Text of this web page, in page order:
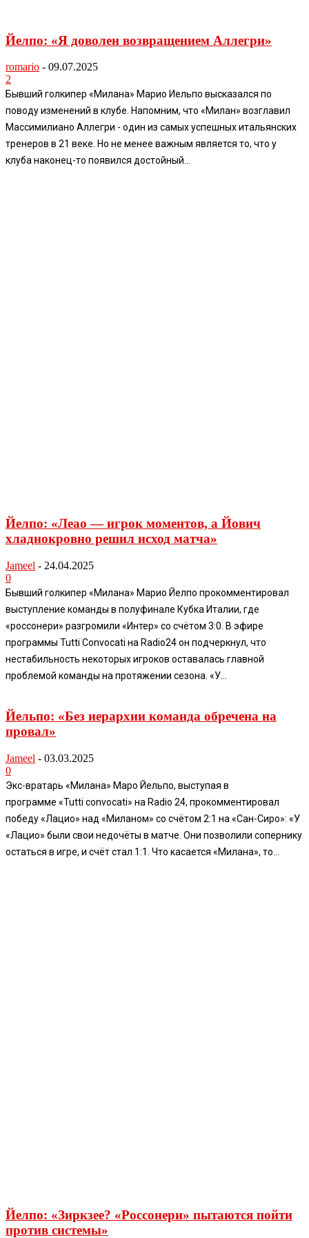
Йелпо: «Я доволен возвращением Аллегри»
romario - 09.07.2025
2
Бывший голкипер «Милана» Марио Иельпо высказался по
поводу изменений в клубе. Напомним, что «Милан» возглавил
Массимилиано Аллегри - один из самых успешных итальянских
тренеров в 21 веке. Но не менее важным является то, что у
клуба наконец-то появился достойный...
Йелпо: «Леао — игрок моментов, а Йович
хладнокровно решил исход матча»
Jameel - 24.04.2025
0
Бывший голкипер «Милана» Марио Йелпо прокомментировал
выступление команды в полуфинале Кубка Италии, где
«россонери» разгромили «Интер» со счётом 3:0. В эфире
программы Tutti Convocati на Radio24 он подчеркнул, что
нестабильность некоторых игроков оставалась главной
проблемой команды на протяжении сезона. «У...
Йельпо: «Без иерархии команда обречена на
провал»
Jameel - 03.03.2025
0
Экс-вратарь «Милана» Маро Йельпо, выступая в
программе «Tutti convocati» на Radio 24, прокомментировал
победу «Лацио» над «Миланом» со счётом 2:1 на «Сан-Сиро»: «У
«Лацио» были свои недочёты в матче. Они позволили сопернику
остаться в игре, и счёт стал 1:1. Что касается «Милана», то...
Йелпо: «Зиркзее? «Россонери» пытаются пойти
против системы»